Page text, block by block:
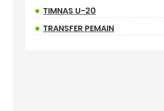
TIMNAS U-20
TRANSFER PEMAIN